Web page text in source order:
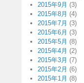
2015年9月 (3)
2015年8月 (4)
2015年7月 (3)
2015年6月 (3)
2015年5月 (8)
2015年4月 (2)
2015年3月 (7)
2015年2月 (6)
2015年1月 (8)